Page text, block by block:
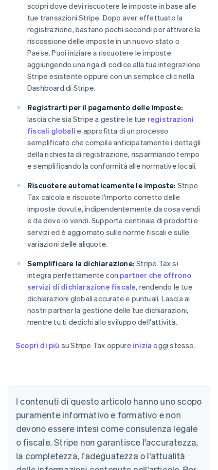
scopri dove devi riscuotere le imposte in base alle
tue transazioni Stripe. Dopo aver effettuato la
registrazione, bastano pochi secondi per attivare la
riscossione delle imposte in un nuovo stato o
Paese. Puoi iniziare a riscuotere le imposte
aggiungendo una riga di codice alla tua integrazione
Stripe esistente oppure con un semplice clic nella
Dashboard di Stripe.
Registrarti per il pagamento delle imposte:
lascia che sia Stripe a gestire le tue registrazioni
fiscali globali e approfitta di un processo
semplificato che compila anticipatamente i dettagli
della richiesta di registrazione, risparmiando tempo
e semplificando la conformità alle normative locali.
Riscuotere automaticamente le imposte: Stripe
Tax calcola e riscuote l'importo corretto delle
imposte dovute, indipendentemente da cosa vendi
e da dove lo vendi. Supporta centinaia di prodotti e
servizi ed è aggiornato sulle norme fiscali e sulle
variazioni delle aliquote.
Semplificare la dichiarazione: Stripe Tax si
integra perfettamente con partner che offrono
servizi di dichiarazione fiscale, rendendo le tue
dichiarazioni globali accurate e puntuali. Lascia ai
nostri partner la gestione delle tue dichiarazioni,
mentre tu ti dedichi allo sviluppo dell'attività.
Scopri di più su Stripe Tax oppure inizia oggi stesso.
I contenuti di questo articolo hanno uno scopo
puramente informativo e formativo e non
devono essere intesi come consulenza legale
o fiscale. Stripe non garantisce l'accuratezza,
la completezza, l'adeguatezza o l'attualità
Australia
Austria
Deutsch English
Belgio
NederlandsFrançais DeutschEnglish